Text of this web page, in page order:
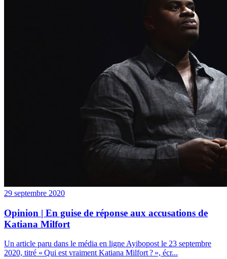
29 septembre 2020
Opinion | En guise de réponse aux accusations de
Katiana Milfort
Un article paru dans le média en ligne Ayibopost le 23 septembre
2020, titré « Qui est vraiment Katiana Milfort ? », écr...